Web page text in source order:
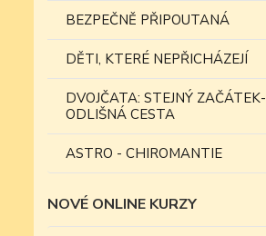
BEZPEČNĚ PŘIPOUTANÁ
DĚTI, KTERÉ NEPŘICHÁZEJÍ
DVOJČATA: STEJNÝ ZAČÁTEK-
ODLIŠNÁ CESTA
ASTRO - CHIROMANTIE
NOVÉ ONLINE KURZY